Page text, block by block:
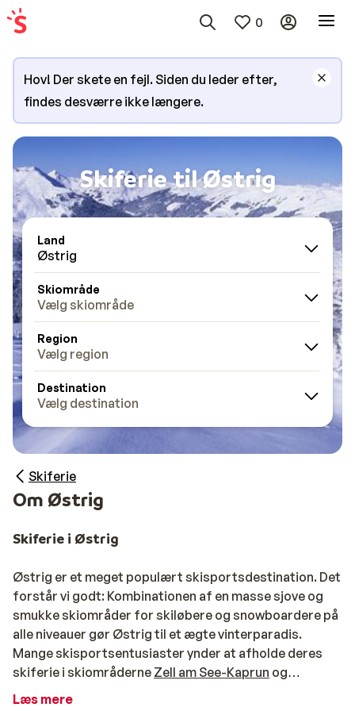
0
Hov! Der skete en fejl. Siden du leder efter,
findes desværre ikke længere.
Skiferie til Østrig
Land
Østrig
Skiområde
Vælg skiområde
Region
Vælg region
Destination
Vælg destination
Skiferie
Om Østrig
Skiferie i Østrig
Østrig er et meget populært skisportsdestination. Det
forstår vi godt: Kombinationen af en masse sjove og
smukke skiområder for skiløbere og snowboardere på
alle niveauer gør Østrig til et ægte vinterparadis.
Mange skisportsentusiaster ynder at afholde deres
skiferie i skiområderne Zell am See-Kaprun og
Kitzhüheler Alpen
Læs mere